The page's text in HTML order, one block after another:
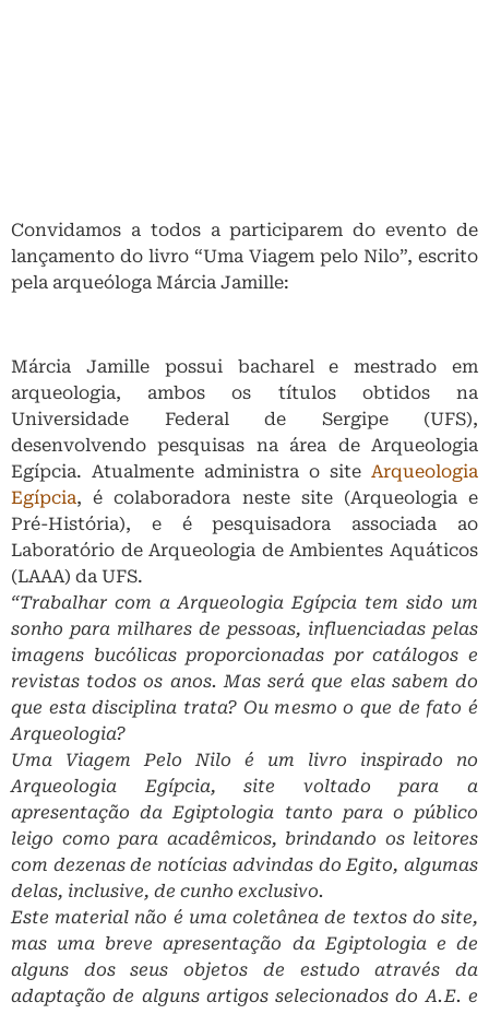
Convidamos a todos a participarem do evento de
lançamento do livro “Uma Viagem pelo Nilo”, escrito
pela arqueóloga Márcia Jamille:
Márcia Jamille possui bacharel e mestrado em
arqueologia, ambos os títulos obtidos na
Universidade Federal de Sergipe (UFS),
desenvolvendo pesquisas na área de Arqueologia
Egípcia. Atualmente administra o site Arqueologia
Egípcia, é colaboradora neste site (Arqueologia e
Pré-História), e é pesquisadora associada ao
Laboratório de Arqueologia de Ambientes Aquáticos
(LAAA) da UFS.
“Trabalhar com a Arqueologia Egípcia tem sido um
sonho para milhares de pessoas, influenciadas pelas
imagens bucólicas proporcionadas por catálogos e
revistas todos os anos. Mas será que elas sabem do
que esta disciplina trata? Ou mesmo o que de fato é
Arqueologia?
Uma Viagem Pelo Nilo é um livro inspirado no
Arqueologia Egípcia, site voltado para a
apresentação da Egiptologia tanto para o público
leigo como para acadêmicos, brindando os leitores
com dezenas de notícias advindas do Egito, algumas
delas, inclusive, de cunho exclusivo.
Este material não é uma coletânea de textos do site,
mas uma breve apresentação da Egiptologia e de
alguns dos seus objetos de estudo através da
adaptação de alguns artigos selecionados do A.E. e